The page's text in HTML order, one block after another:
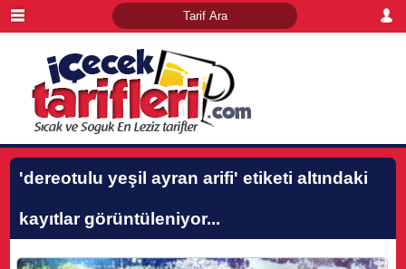
'dereotulu yeşil ayran arifi' etiketi altındaki
kayıtlar görüntüleniyor...